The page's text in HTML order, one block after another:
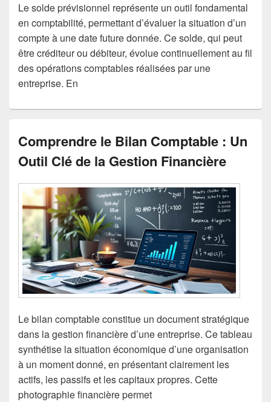
Le solde prévisionnel représente un outil fondamental
en comptabilité, permettant d’évaluer la situation d’un
compte à une date future donnée. Ce solde, qui peut
être créditeur ou débiteur, évolue continuellement au fil
des opérations comptables réalisées par une
entreprise. En
Comprendre le Bilan Comptable : Un
Outil Clé de la Gestion Financière
Le bilan comptable constitue un document stratégique
dans la gestion financière d’une entreprise. Ce tableau
synthétise la situation économique d’une organisation
à un moment donné, en présentant clairement les
actifs, les passifs et les capitaux propres. Cette
photographie financière permet